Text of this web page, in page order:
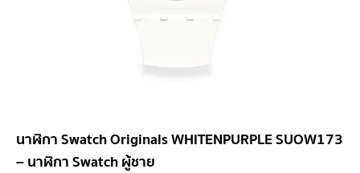
นาฬิกา Swatch Originals WHITENPURPLE SUOW173
– นาฬิกา Swatch ผู้ชาย